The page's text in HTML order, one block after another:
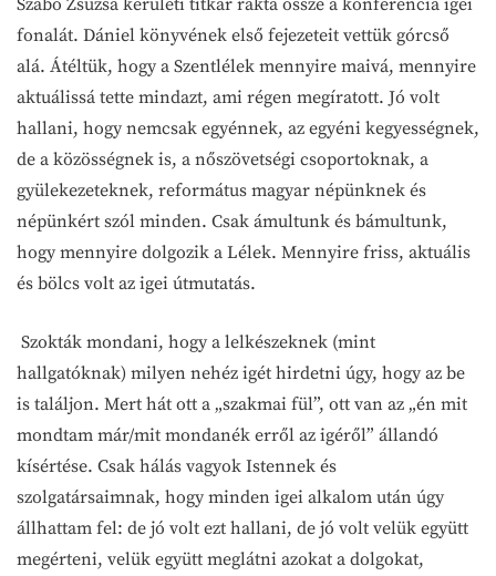
fonalát. Dániel könyvének első fejezeteit vettük górcső
alá. Átéltük, hogy a Szentlélek mennyire maivá, mennyire
aktuálissá tette mindazt, ami régen megíratott. Jó volt
hallani, hogy nemcsak egyénnek, az egyéni kegyességnek,
de a közösségnek is, a nőszövetségi csoportoknak, a
gyülekezeteknek, református magyar népünknek és
népünkért szól minden. Csak ámultunk és bámultunk,
hogy mennyire dolgozik a Lélek. Mennyire friss, aktuális
és bölcs volt az igei útmutatás.
Szokták mondani, hogy a lelkészeknek (mint
hallgatóknak) milyen nehéz igét hirdetni úgy, hogy az be
is találjon. Mert hát ott a „szakmai fül”, ott van az „én mit
mondtam már/mit mondanék erről az igéről” állandó
kísértése. Csak hálás vagyok Istennek és
szolgatársaimnak, hogy minden igei alkalom után úgy
állhattam fel: de jó volt ezt hallani, de jó volt velük együtt
megérteni, velük együtt meglátni azokat a dolgokat,